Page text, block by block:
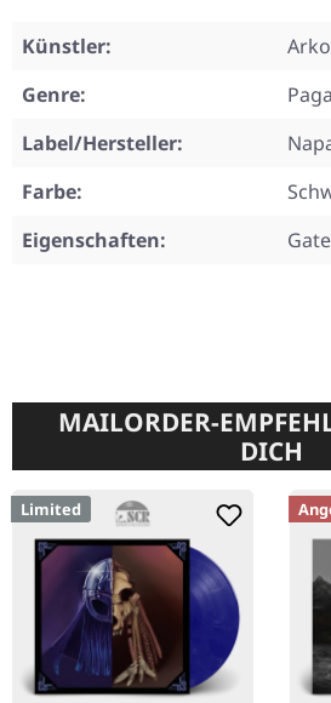
Künstler:
Genre:
Label/Hersteller:
Farbe:
Eigenschaften:
MAILORDER-
DICH
Limited